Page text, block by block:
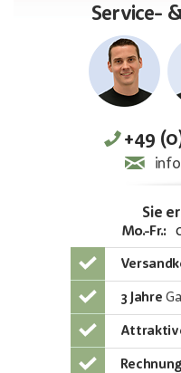
Service-
+49
Sie
Mo.-Fr.:
3 Jahre